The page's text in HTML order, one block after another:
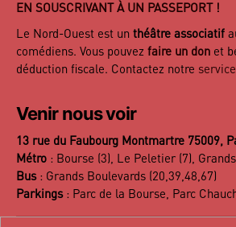
EN SOUSCRIVANT À UN PASSEPORT !
Le Nord-Ouest est un théâtre associatif
comédiens. Vous pouvez faire un don et
déduction fiscale. Contactez notre
Venir nous voir
13 rue du Faubourg Montmartre 75009,
Métro : Bourse (3), Le Peletier (7),
Bus: Grands Boulevards (20,39,48,67)
Parkings: Parc de la Bourse, Parc